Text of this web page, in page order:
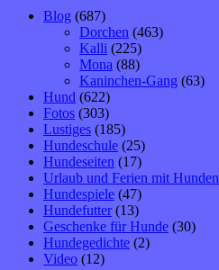
Blog (687)
Dorchen (463)
Kalli (225)
Mona (88)
Kaninchen-Gang (63)
Hund (622)
Fotos (303)
Lustiges (185)
Hundeschule (25)
Hundeseiten (17)
Urlaub und Ferien mit Hunden
Hundespiele (47)
Hundefutter (13)
Geschenke für Hunde (30)
Hundegedichte (2)
Video (12)